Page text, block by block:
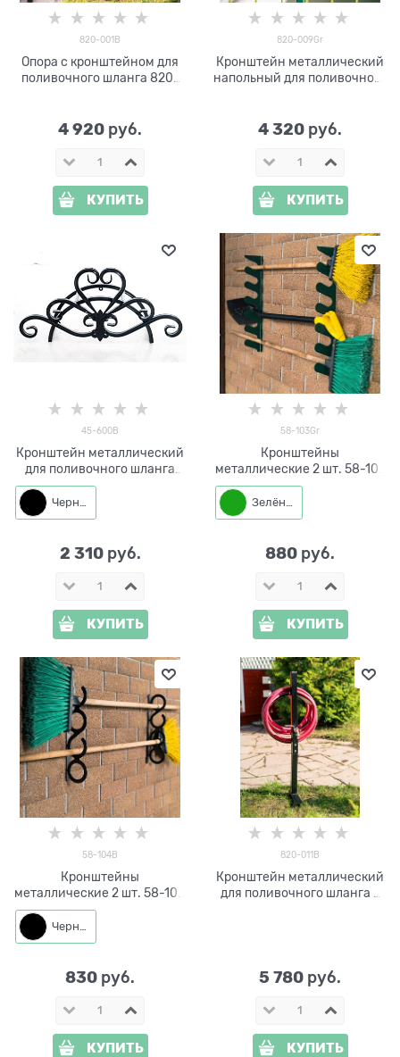
820-001B
Опора с кронштейном для
поливочного шланга 820-
4 920 руб.
КУПИТЬ
820-009Gr
Кронштейн металлический
напольный для поливочного
4 320 руб.
КУПИТЬ
45-600B
Кронштейн металлический
для поливочного шланга
45-600
Черный
2 310 руб.
КУПИТЬ
58-103Gr
Кронштейны
металлические 2 шт. 58-103
для хранения садового
инвентаря
Зелёный
880 руб.
КУПИТЬ
58-104B
Кронштейны
металлические 2 шт. 58-104
для хранения садового
инвентаря
Черный
830 руб.
КУПИТЬ
820-011B
Кронштейн металлический
для поливочного шланга с
5 780 руб.
КУПИТЬ